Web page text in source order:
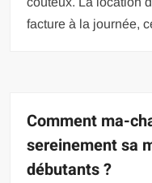
facture à la journée,
Comment ma-
sereinement sa
débutants ?